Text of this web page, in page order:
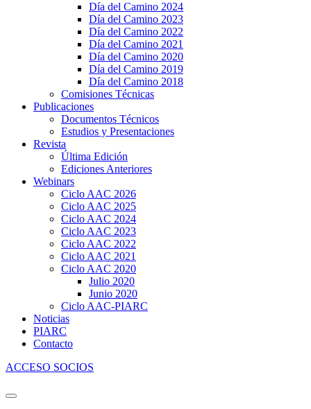
Día del Camino 2024
Día del Camino 2023
Día del Camino 2022
Día del Camino 2021
Día del Camino 2020
Día del Camino 2019
Día del Camino 2018
Comisiones Técnicas
Publicaciones
Documentos Técnicos
Estudios y Presentaciones
Revista
Última Edición
Ediciones Anteriores
Webinars
Ciclo AAC 2026
Ciclo AAC 2025
Ciclo AAC 2024
Ciclo AAC 2023
Ciclo AAC 2022
Ciclo AAC 2021
Ciclo AAC 2020
Julio 2020
Junio 2020
Ciclo AAC-PIARC
Noticias
PIARC
Contacto
ACCESO SOCIOS